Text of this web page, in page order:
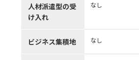
人材派遣型の受
け入れ
なし
ビジネス集積地 なし